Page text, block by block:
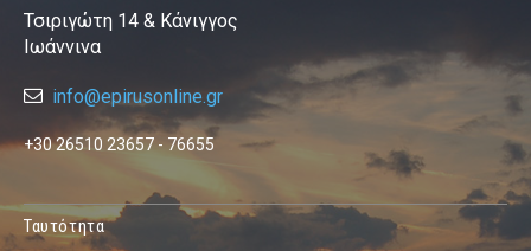
Τσιριγώτη 14 & Κάνιγγος
Ιωάννινα
info@epirusonline.gr
+30 26510 23657 - 76655
Ταυτότητα